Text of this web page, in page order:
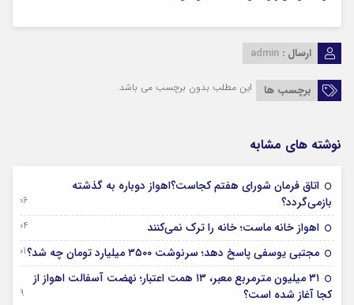
ارسال : admin
برچسب ها این مطلب بدون برچسب می باشد.
نوشته های مشابه
اتاق فرمان شورای هفتم کجاست؟اهواز دوباره به گذشته
بازمی‌گردد؟
06 آگوست 2026
اهواز خانه ماست؛ خانه را ترک نمی‌کنند 04 آگوست 2026
مجتبی یوسفی پاسخ دهد؛ سرنوشت ۳۵۰۰ میلیارد تومان چه شد؟ 01 آگوست 2026
۳۱ میلیون مترمربع معبر، ۱۳ همت اعتبار؛ نهضت آسفالت اهواز از
کجا آغاز شده است؟
29 جولای 2026